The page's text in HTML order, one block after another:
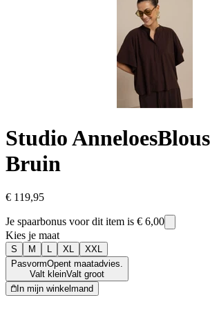
Studio Anneloes
Bruin
€ 119,95
Je spaarbonus voor dit item is € 6,00
Kies je maat
S M L XL
XXL
PasvormOpent maatadvies.
Valt kleinValt groot
In mijn winkelmand